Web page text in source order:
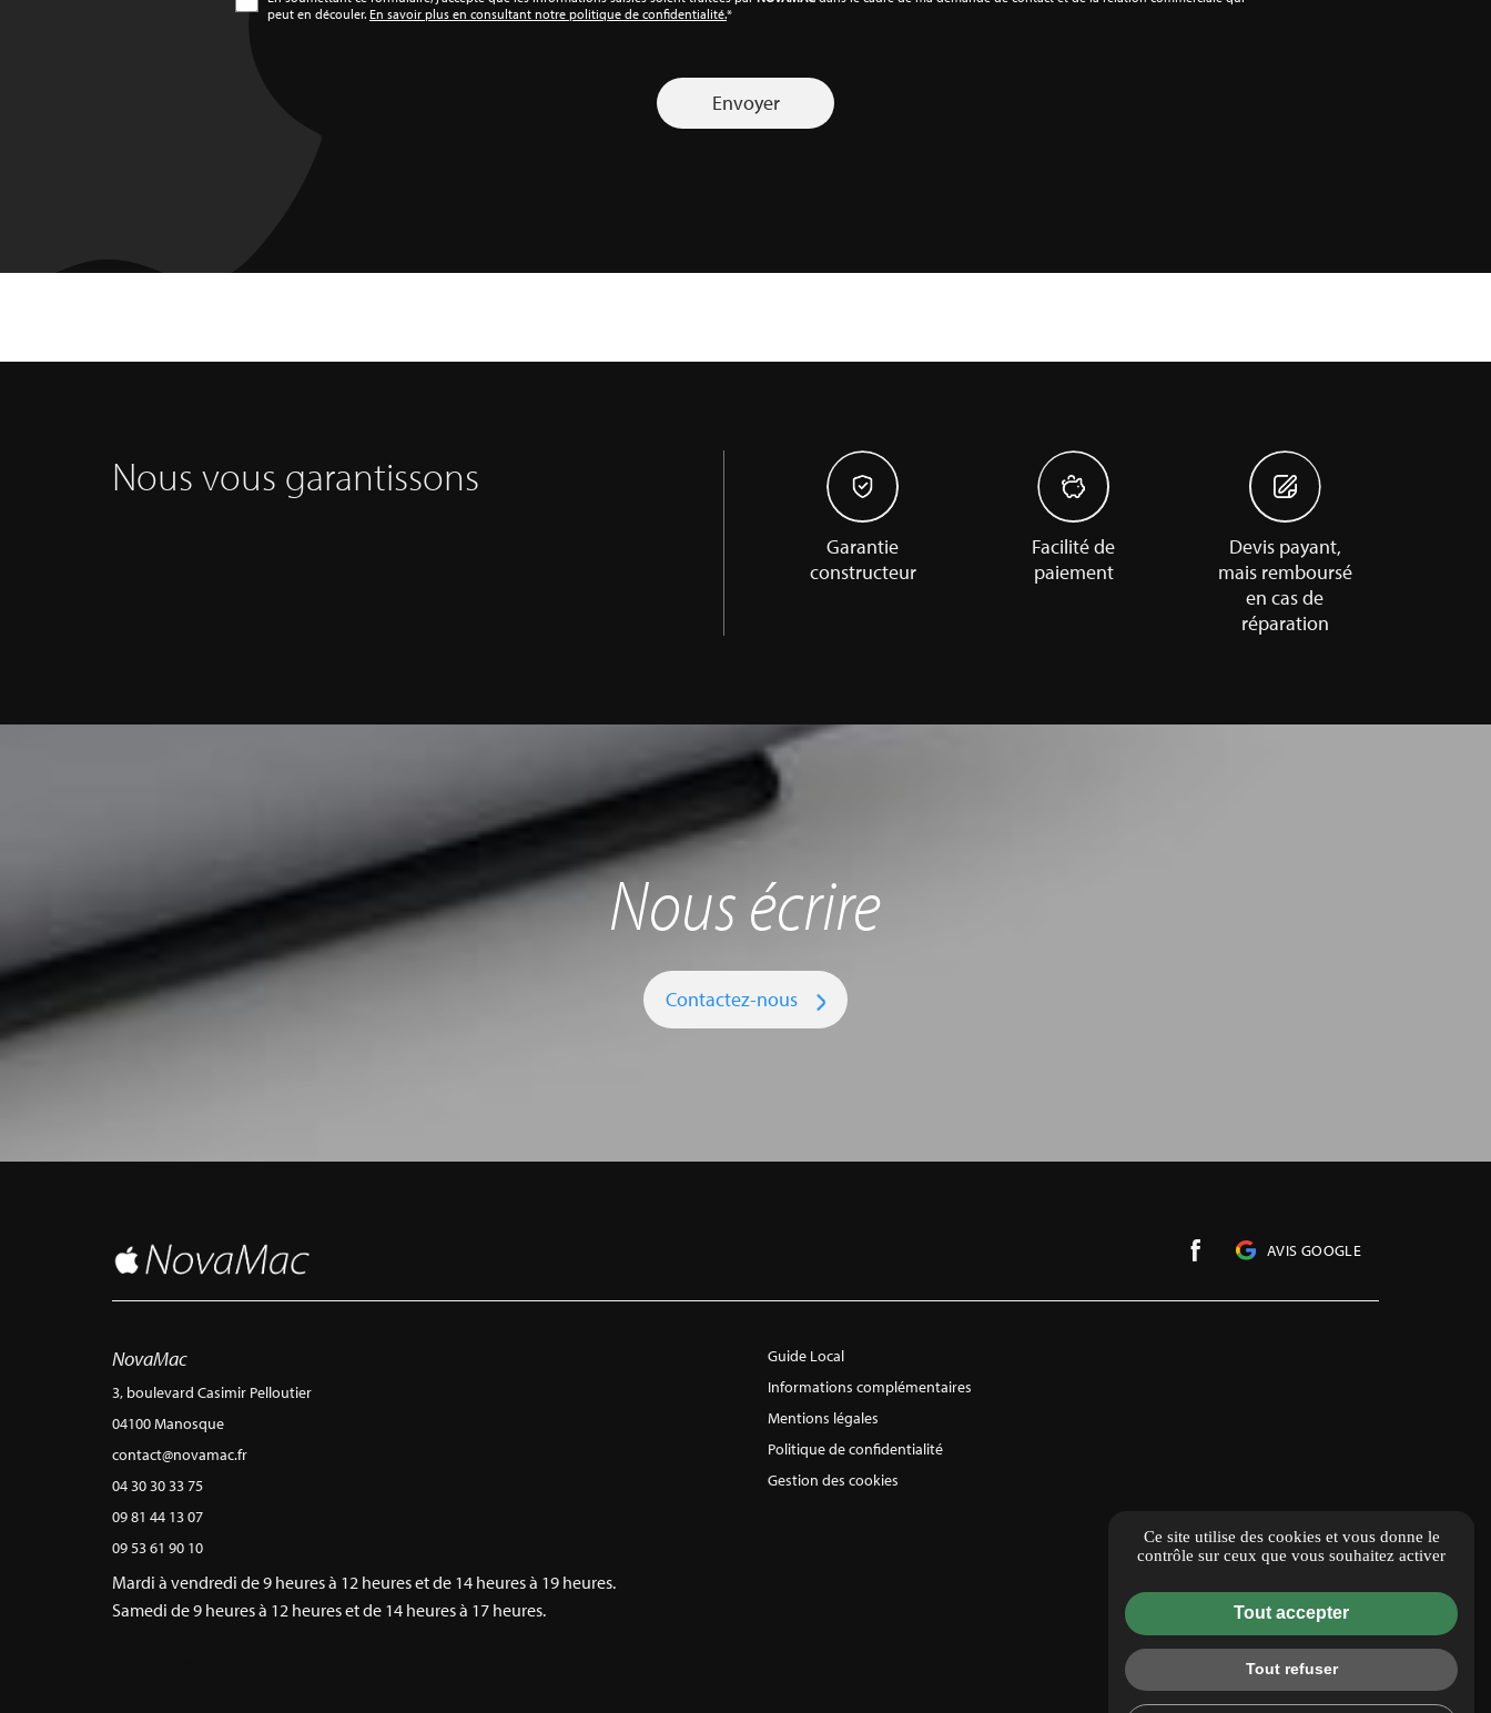
peut en découler. En savoir plus en consultant notre politique de confidentialité.*
Nous vous garantissons
Garantie
constructeur
Facilité de
paiement
Devis payant,
mais remboursé
en cas de
réparation
Nous écrire
Contactez-nous
AVIS GOOGLE
NovaMac
3, boulevard Casimir Pelloutier
04100 Manosque
contact@novamac.fr
04 30 30 33 75
09 81 44 13 07
09 53 61 90 10
Mardi à vendredi de 9 heures à 12 heures et de 14 heures à 19 heures.
Samedi de 9 heures à 12 heures et de 14 heures à 17 heures.
Guide Local
Informations complémentaires
Mentions légales
Politique de confidentialité
Gestion des cookies
Ce site utilise des cookies et vous donne le
contrôle sur ceux que vous souhaitez activer
Tout accepter
Tout refuser